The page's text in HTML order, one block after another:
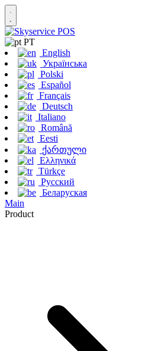
PT
English
Українська
Polski
Español
Français
Deutsch
Italiano
Română
Eesti
ქართული
Ελληνικά
Türkçe
Русский
Беларуская
Main
Product